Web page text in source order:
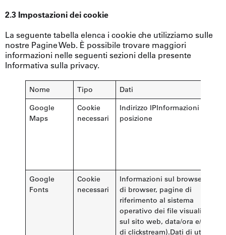
2.3 Impostazioni dei cookie
La seguente tabella elenca i cookie che utilizziamo sulle
nostre Pagine Web. È possibile trovare maggiori
informazioni nelle seguenti sezioni della presente
Informativa sulla privacy.
Nome Tipo
Dati
Google
Maps
Cookie
necessari
Indirizzo IPInformazioni sulla
posizione
Google
Fonts
Cookie
necessari
Informazioni sul browser (tipo
di browser, pagine di
riferimento al sistema
operativo dei file visualizzati
sul sito web, data/ora e/o dati
di clickstream).Dati di utilizzo